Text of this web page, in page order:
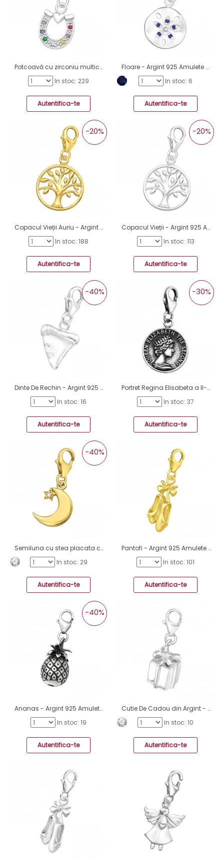
Potcoavă cu zirconiu multicolor - Argint 925 Amulete Cu Sistem De Închidere A4S44505
In stoc: 229
Autentifica-te
Floare - Argint 925 Amulete cu sistem de închidere A4S44472
In stoc: 6
Autentifica-te
Copacul Vieții Auriu - Argint 925 Amulete Cu Sistem De Închidere A4S44447
-20%
In stoc: 188
Autentifica-te
Copacul Vieții - Argint 925 Amulete Cu Sistem De Închidere A4S44444
-20%
In stoc: 113
Autentifica-te
Dinte De Rechin - Argint 925 Amulete Cu Sistem De Închidere A4S44423
-40%
In stoc: 16
Autentifica-te
Portret Regina Elisabeta a II-a Antichizat - Argint 925 Amulete Cu Sistem De Închidere A4S44381
-30%
In stoc: 37
Autentifica-te
Semiluna cu stea placata cu aur - Argint 925 Amulete Cu Sistem De Închidere A4S42059
-40%
In stoc: 29
Autentifica-te
Pantofi - Argint 925 Amulete cu sistem de închidere A4S42058
In stoc: 101
Autentifica-te
Ananas - Argint 925 Amulete cu sistem de închidere A4S28887
-40%
In stoc: 19
Autentifica-te
Cutie De Cadou din Argint - Argint 925 Amulete cu sistem de închidere A4S19090
In stoc: 10
Autentifica-te